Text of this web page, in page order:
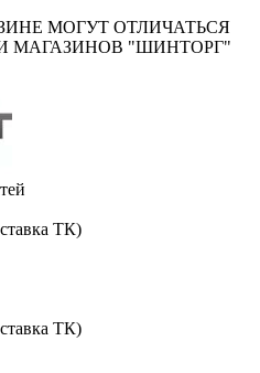
МОГУТ ОТЛИЧАТЬСЯ
МАГАЗИНОВ "ШИНТОРГ"
ТК)
ТК)